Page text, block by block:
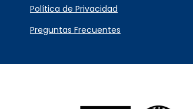
Política de Privacidad
Preguntas Frecuentes